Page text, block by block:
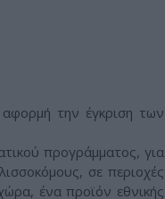
την έγκριση των
προγράμματος, για
σε περιοχές
ένα προϊόν εθνικής